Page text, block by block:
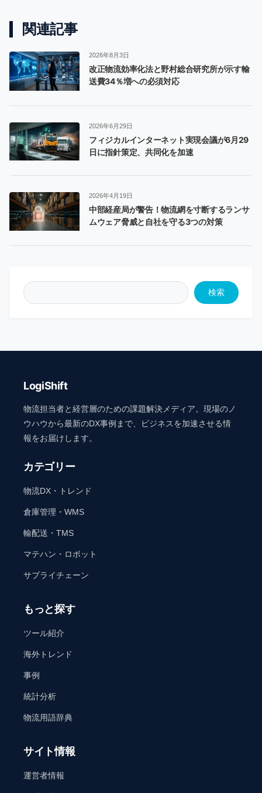
関連記事
2026年8月3日
改正物流効率化法と野村総合研究所が示す輸
送費34％増への必須対応
2026年6月29日
フィジカルインターネット実現会議が6月29
日に指針策定、共同化を加速
2026年4月19日
中部経産局が警告！物流網を寸断するランサ
ムウェア脅威と自社を守る3つの対策
検索
LogiShift
物流担当者と経営層のための課題解決メディア。現場のノ
ウハウから最新のDX事例まで、ビジネスを加速させる情
報をお届けします。
カテゴリー
物流DX・トレンド
倉庫管理・WMS
輸配送・TMS
マテハン・ロボット
サプライチェーン
もっと探す
ツール紹介
海外トレンド
事例
統計分析
物流用語辞典
サイト情報
運営者情報